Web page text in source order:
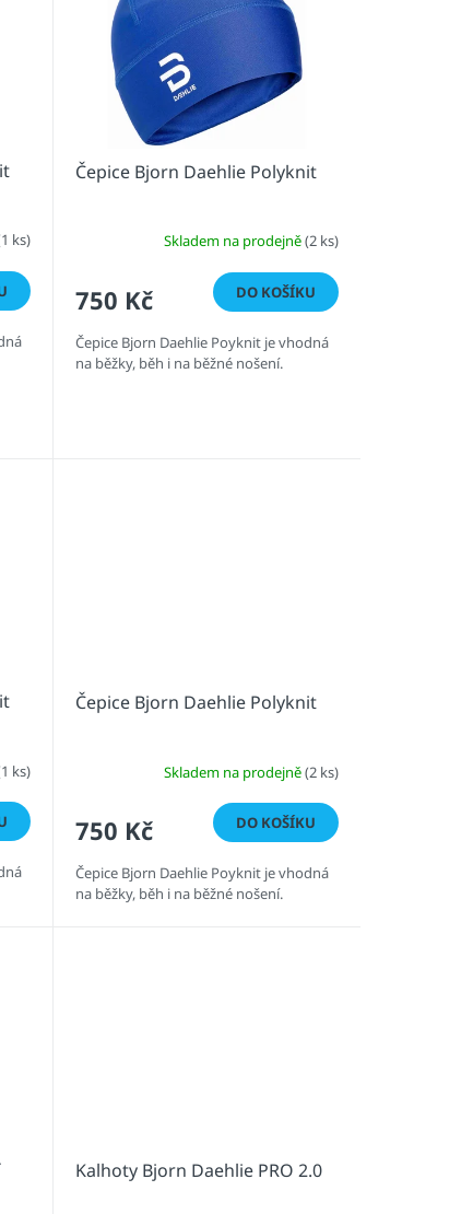
ks)
Čepice Bjorn Daehlie Polyknit
Skladem na prodejně(2 ks)
750 Kč DO KOŠÍKU
Čepice Bjorn Daehlie Poyknit je vhodná
na běžky, běh i na běžné nošení.
ks)
Čepice Bjorn Daehlie Polyknit
Skladem na prodejně(2 ks)
750 Kč DO KOŠÍKU
Čepice Bjorn Daehlie Poyknit je vhodná
na běžky, běh i na běžné nošení.
Kalhoty Bjorn Daehlie PRO 2.0